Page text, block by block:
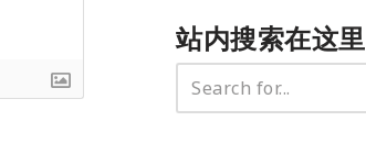
站内搜索在这里